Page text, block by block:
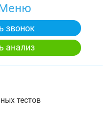
звонок
анализ
тестов